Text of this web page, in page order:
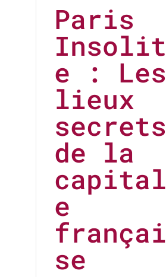
Paris
Insolit
e : Les
lieux
secrets
de la
capital
e
françai
se